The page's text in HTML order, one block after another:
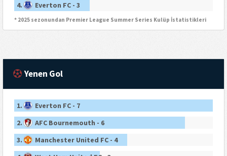
4.
Everton FC - 3
* 2025 sezonundan Premier League Summer Series Kulüp İstatistikleri
Yenen Gol
1.
Everton FC - 7
2.
AFC Bournemouth - 6
3.
Manchester United FC - 4